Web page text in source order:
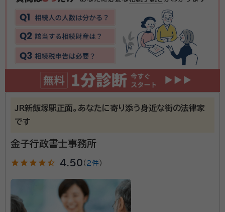
が、問題が起きているご遺族は少なくありません。
1000件以上の相続依頼件数を受けた実績と経験をも
とに、【相続】が【争族】でなく【笑顔相続】になるよう、誠
心誠意サポートさせていただきます。
JR新飯塚駅正面。あなたに寄り添う身近な街の法律家
です
金子行政書士事務所
star star star star star_half 4.50 （ 2件）